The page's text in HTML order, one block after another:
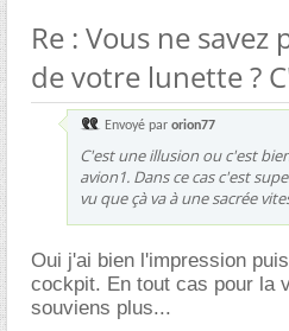
Re : Vous ne
de votre lunette ?
Envoyé par orion77
C'est une illusion ou c'est
avion1. Dans ce cas c'est
vu que çà va à une sacrée
Oui j'ai bien l'impression
cockpit. En tout cas pour la
souviens plus...